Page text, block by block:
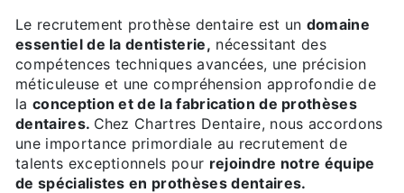
Le recrutement prothèse dentaire est un domaine
essentiel de la dentisterie, nécessitant des
compétences techniques avancées, une précision
méticuleuse et une compréhension approfondie de
la conception et de la fabrication de prothèses
dentaires. Chez Chartres Dentaire, nous accordons
une importance primordiale au recrutement de
talents exceptionnels pour rejoindre notre équipe
de spécialistes en prothèses dentaires.